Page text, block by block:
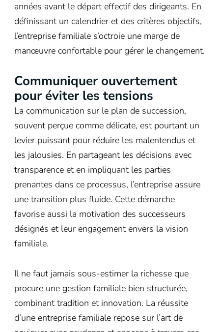
années avant le départ effectif des dirigeants. En
définissant un calendrier et des critères objectifs,
l’entreprise familiale s’octroie une marge de
manœuvre confortable pour gérer le changement.
Communiquer ouvertement
pour éviter les tensions
La communication sur le plan de succession,
souvent perçue comme délicate, est pourtant un
levier puissant pour réduire les malentendus et
les jalousies. En partageant les décisions avec
transparence et en impliquant les parties
prenantes dans ce processus, l’entreprise assure
une transition plus fluide. Cette démarche
favorise aussi la motivation des successeurs
désignés et leur engagement envers la vision
familiale.
Il ne faut jamais sous-estimer la richesse que
procure une gestion familiale bien structurée,
combinant tradition et innovation. La réussite
d’une entreprise familiale repose sur l’art de